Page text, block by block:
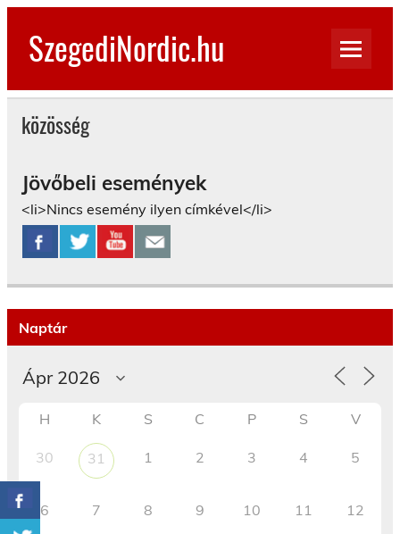
Skip
contentSzegediNordic.hu
közösség
Jövőbeli események
<li>Nincs esemény ilyen címkével</li>
Naptár
H K S C P S V
30 31 1 2 3 4 5
6 7 8 9 10 11 12